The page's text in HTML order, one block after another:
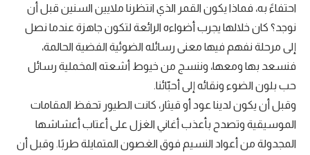
احتفاءً به، فماذا يكون القمر الذي انتظرنا ملايين السنين قبل أن
نوجد؟ كان خلالها يجرب أضواءه الرائعة لتكون جاهزة عندما نصل
إلى مرحلة نفهم فيها معنى رسائله الضوئية الفضية الحالمة،
فنسعد بها ومعها، وننسج من خيوط أشعته المخملية رسائل
حب بلون الضوء ونقائه إلى أحبّائنا.
وقبل أن يكون لدينا عود أو قيثار، كانت الطيور تحفظ المقامات
الموسيقية وتصدح بأعذب أغاني الغزل على أعتاب أعشاشها
المجدولة من أعواد النسيم فوق الغصون المتمايلة طربًا. وقبل أن